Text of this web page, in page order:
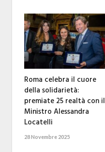
Roma celebra il cuore
della solidarietà:
premiate 25 realtà con il
Ministro Alessandra
Locatelli
28 Novembre 2025